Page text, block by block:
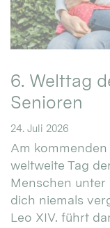
6. Welttag
Senioren
24. Juli 2026
Am
weltweite Tag
Menschen unter
dich niemals
Leo XIV. führt